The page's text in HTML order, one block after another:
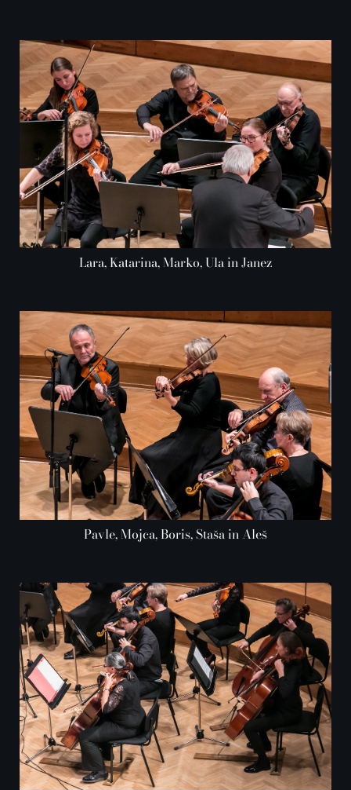
Lara, Katarina, Marko, Ula in Janez
Pavle, Mojca, Boris, Staša in Aleš